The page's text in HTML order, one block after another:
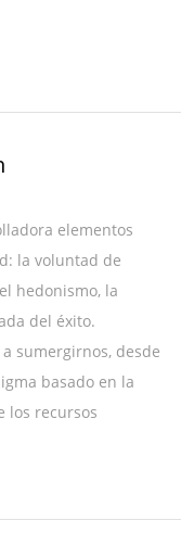
elementos
la voluntad de
hedonismo, la
del éxito.
sumergirnos, desde
basado en la
los recursos